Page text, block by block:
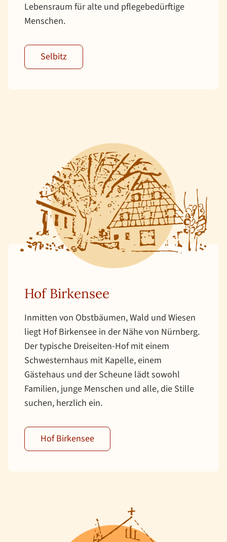
Lebensraum für alte und pflegebedürftige
Menschen.
Selbitz
Hof Birkensee
Inmitten von Obstbäumen, Wald und Wiesen
liegt Hof Birkensee in der Nähe von Nürnberg.
Der typische Dreiseiten-Hof mit einem
Schwesternhaus mit Kapelle, einem
Gästehaus und der Scheune lädt sowohl
Familien, junge Menschen und alle, die Stille
suchen, herzlich ein.
Hof Birkensee